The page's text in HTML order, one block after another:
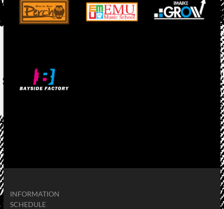
INFORMATION
SCHEDULE